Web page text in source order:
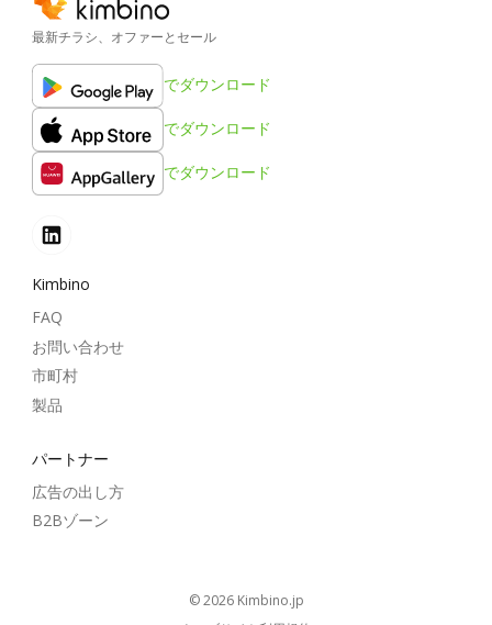
最新チラシ、オファーとセール
でダウンロード
でダウンロード
でダウンロード
Kimbino
FAQ
お問い合わせ
市町村
製品
パートナー
広告の出し方
B2Bゾーン
© 2026 kimbino.jp